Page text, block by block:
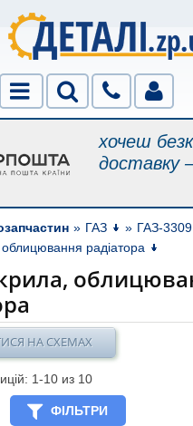
хочеш
доставку
» ГАЗ » ГАЗ-3309
радіатора
НА СХЕМАХ
1-10 из 10
ФІЛЬТРИ